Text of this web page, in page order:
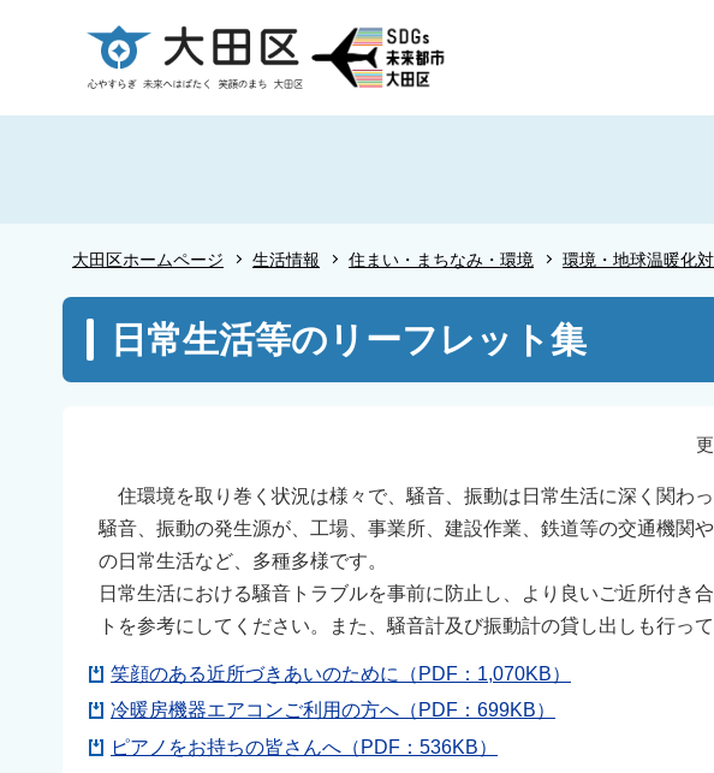
ー
大田区ホームページ 生活情報 住まい・まちなみ・環境 環境・地球温暖化
こ
日常生活等のリーフレット集
住環境を取り巻く状況は様々で、騒音、振動は日常生活に深く関わっ
騒音、振動の発生源が、工場、事業所、建設作業、鉄道等の交通機関
の日常生活など、多種多様です。
日常生活における騒音トラブルを事前に防止し、より良いご近所付き
トを参考にしてください。また、騒音計及び振動計の貸し出しも行っ
笑顔のある近所づきあいのために（PDF：1,070KB）
冷暖房機器エアコンご利用の方へ（PDF：699KB）
ピアノをお持ちの皆さんへ（PDF：536KB）